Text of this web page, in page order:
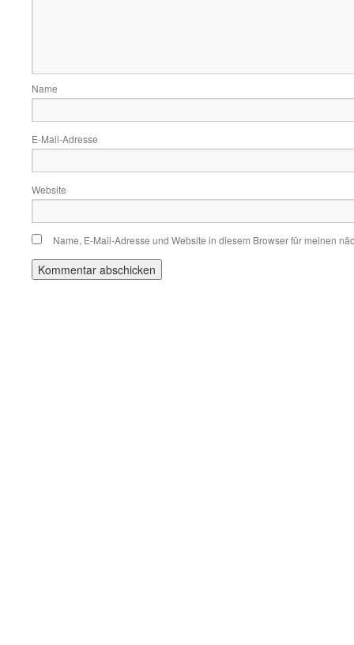
Name
E-Mail-Adresse
Website
Name, E-Mail-Adresse und Website in diesem Browser für meinen